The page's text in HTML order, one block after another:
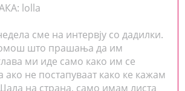
lolla
сме на интервју со дадилки.
што прашања да им
ми иде само како им се
ако не постапуваат како ке кажам
на страна, само имам листа